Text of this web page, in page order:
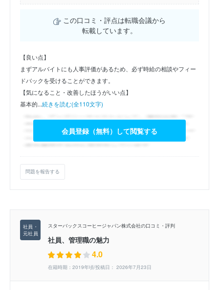
この口コミ・評点は転職会議から
転載しています。
【良い点】
まずアルバイトにも人事評価があるため、必ず時給の相談やフィー
ドバックを受けることができます。
【気になること・改善したほうがいい点】
基本的...続きを読む(全110文字)
会員登録（無料）して閲覧する
問題を報告する
スターバックスコーヒージャパン株式会社の口コミ・評判
社員、管理職の魅力
4.0
在籍時期：2019年頃/投稿日： 2026年7月23日